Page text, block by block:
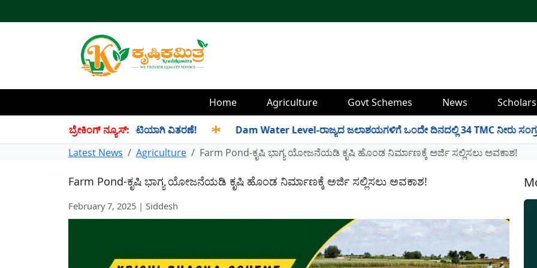
Home Agriculture Govt Schemes News
ಬ್ರೇಕಿಂಗ್ ನ್ಯೂಸ್:
ಸೆಪ್ಟೆಂಬರ್ ತಿಂಗಳ ಪಡಿತರ ಜಂಟಿಯಾಗಿ ವಿತರಣೆ! ✱ Dam Water Level-ರಾಜ್ಯದ ಜಲಾಶಯಗಳಿಗೆ ಒಂದೇ ದಿನದಲ್ಲಿ 34 TMC ನೀರು ಸಂಗ್ರಹ!
Latest News
Agriculture Farm Pond-ಕೃಷಿ ಭಾಗ್ಯ ಯೋಜನೆಯಡಿ ಕೃಷಿ ಹೊಂಡ ನಿರ್ಮಾಣಕ್ಕೆ ಅರ್ಜಿ ಸಲ್ಲಿಸಲು ಅವಕಾಶ!
Farm Pond-ಕೃಷಿ ಭಾಗ್ಯ ಯೋಜನೆಯಡಿ ಕೃಷಿ ಹೊಂಡ ನಿರ್ಮಾಣಕ್ಕೆ ಅರ್ಜಿ ಸಲ್ಲಿಸಲು ಅವಕಾಶ!
February 7, 2025 | Siddesh